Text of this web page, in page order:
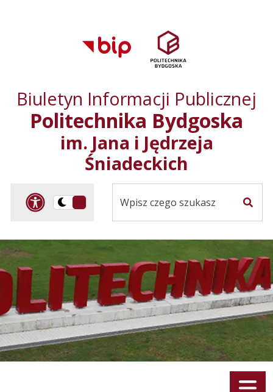
głównego menu
serwisu
Biuletyn Informacji Publicznej
Politechnika Bydgoska
im. Jana i Jędrzeja
Śniadeckich
Panel dostosowania
Przelącz
kontrastowa
Menu